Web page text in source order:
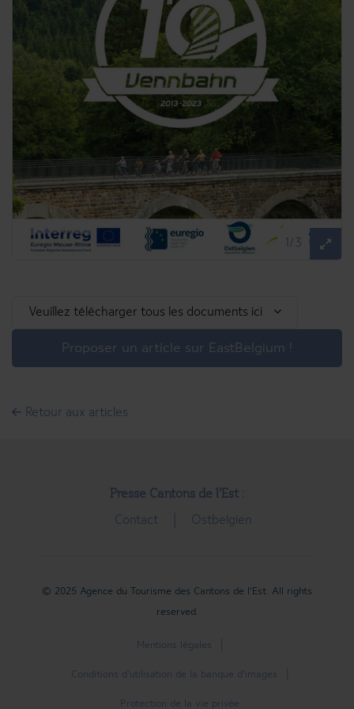
1/3
Veuillez télécharger tous les documents ici
Proposer un article sur EastBelgium !
Retour aux articles
Presse Cantons de l'Est :
Contact Ostbelgien
© 2025 Agence du Tourisme des Cantons de l'Est. All rights
reserved.
Mentions légales
Conditions d'utilisation de la banque d'images
Protection de la vie privée